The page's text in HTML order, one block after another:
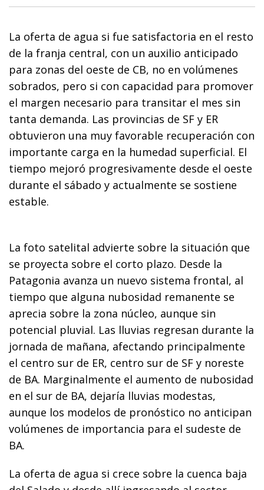
La oferta de agua si fue satisfactoria en el resto
de la franja central, con un auxilio anticipado
para zonas del oeste de CB, no en volúmenes
sobrados, pero si con capacidad para promover
el margen necesario para transitar el mes sin
tanta demanda. Las provincias de SF y ER
obtuvieron una muy favorable recuperación con
importante carga en la humedad superficial. El
tiempo mejoró progresivamente desde el oeste
durante el sábado y actualmente se sostiene
estable.
La foto satelital advierte sobre la situación que
se proyecta sobre el corto plazo. Desde la
Patagonia avanza un nuevo sistema frontal, al
tiempo que alguna nubosidad remanente se
aprecia sobre la zona núcleo, aunque sin
potencial pluvial. Las lluvias regresan durante la
jornada de mañana, afectando principalmente
el centro sur de ER, centro sur de SF y noreste
de BA. Marginalmente el aumento de nubosidad
en el sur de BA, dejaría lluvias modestas,
aunque los modelos de pronóstico no anticipan
volúmenes de importancia para el sudeste de
BA.
La oferta de agua si crece sobre la cuenca baja